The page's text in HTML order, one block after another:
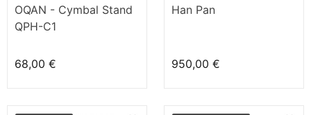
OQAN - Cymbal Stand
QPH-C1
68,00 €
Han Pan
950,00 €